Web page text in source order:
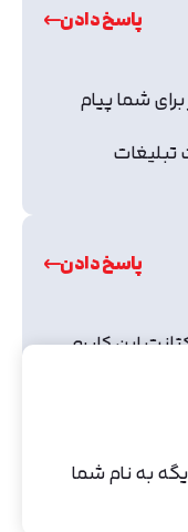
پاسخ دادن
شما پیام
تبلیغات
پاسخ دادن
این کار رو
به نام شما